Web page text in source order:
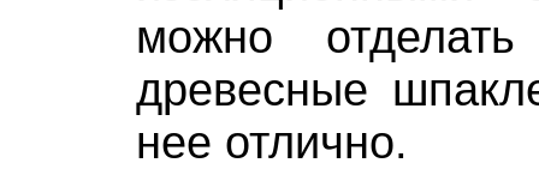
можно
древесные
нее отлично.